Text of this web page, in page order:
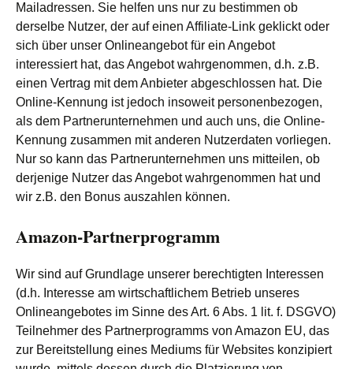
Mailadressen. Sie helfen uns nur zu bestimmen ob
derselbe Nutzer, der auf einen Affiliate-Link geklickt oder
sich über unser Onlineangebot für ein Angebot
interessiert hat, das Angebot wahrgenommen, d.h. z.B.
einen Vertrag mit dem Anbieter abgeschlossen hat. Die
Online-Kennung ist jedoch insoweit personenbezogen,
als dem Partnerunternehmen und auch uns, die Online-
Kennung zusammen mit anderen Nutzerdaten vorliegen.
Nur so kann das Partnerunternehmen uns mitteilen, ob
derjenige Nutzer das Angebot wahrgenommen hat und
wir z.B. den Bonus auszahlen können.
Amazon-Partnerprogramm
Wir sind auf Grundlage unserer berechtigten Interessen
(d.h. Interesse am wirtschaftlichem Betrieb unseres
Onlineangebotes im Sinne des Art. 6 Abs. 1 lit. f. DSGVO)
Teilnehmer des Partnerprogramms von Amazon EU, das
zur Bereitstellung eines Mediums für Websites konzipiert